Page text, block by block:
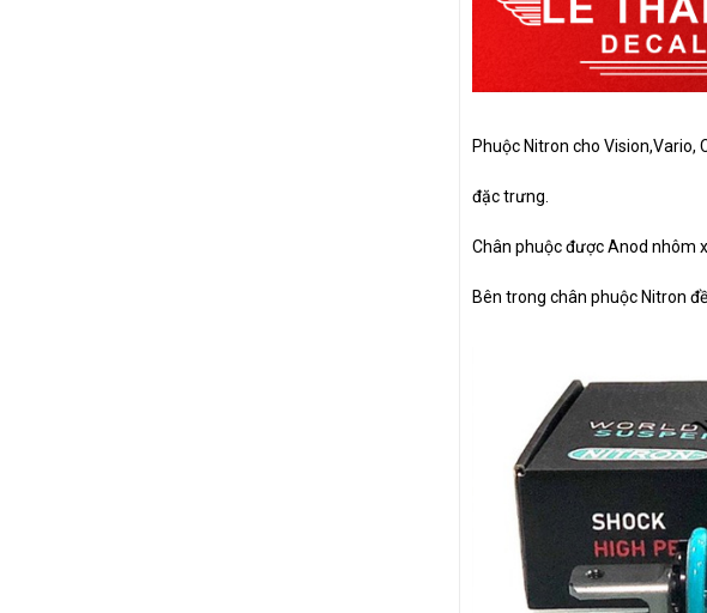
Phuộc Nitron cho
đặc trưng.
Chân phuộc được Anod nhôm
Bên trong chân phuộc Nitron